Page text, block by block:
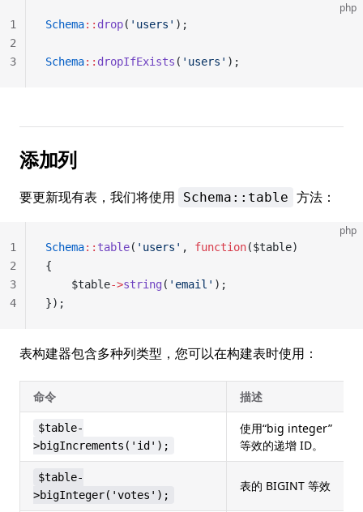
php
Schema:: drop( 'users' );
Schema:: dropIfExists ( 'users' );
1
2
3
添加列
要更新现有表，我们将使用 Schema::table 方法：
php
Schema:: table( 'users' , function($table)
{
	$table
->string ( 'email' );
});
1
2
3
4
表构建器包含多种列类型，您可以在构建表时使用：
命令 描述
$table-
>bigIncrements('id');
使用“big integer”
等效的递增 ID。
$table-
>bigInteger('votes');
表的 BIGINT 等效